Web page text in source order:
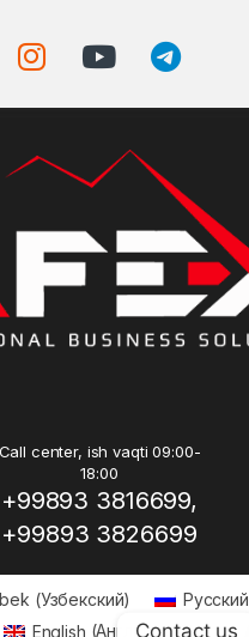
Call center, ish vaqti 09:00-
18:00
+99893 3816699,
+99893 3826699
(Узбекский)
Русский
English (Английский)
Contact us